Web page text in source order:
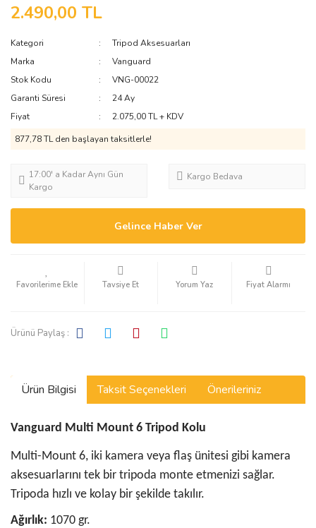
2.490,00 TL
Kategori
Tripod Aksesuarları
Marka
Vanguard
Stok Kodu
VNG-00022
Garanti Süresi
24 Ay
Fiyat
2.075,00 TL + KDV
877,78 TL den başlayan taksitlerle!
17:00' a Kadar Aynı Gün
Kargo
Kargo Bedava
Gelince Haber Ver
Tavsiye Et Yorum Yaz Fiyat Alarmı
Ürünü Paylaş :
Ürün Bilgisi Taksit Seçenekleri Önerileriniz
Vanguard Multi Mount 6 Tripod Kolu
Multi-Mount 6, iki kamera veya flaş ünitesi gibi kamera
aksesuarlarını tek bir tripoda monte etmenizi sağlar.
Tripoda hızlı ve kolay bir şekilde takılır.
Ağırlık: 1070 gr.